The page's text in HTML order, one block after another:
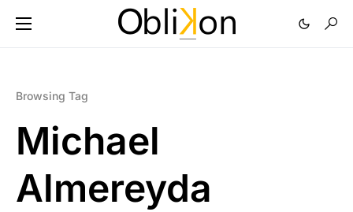
Browsing Tag
Michael
Almereyda